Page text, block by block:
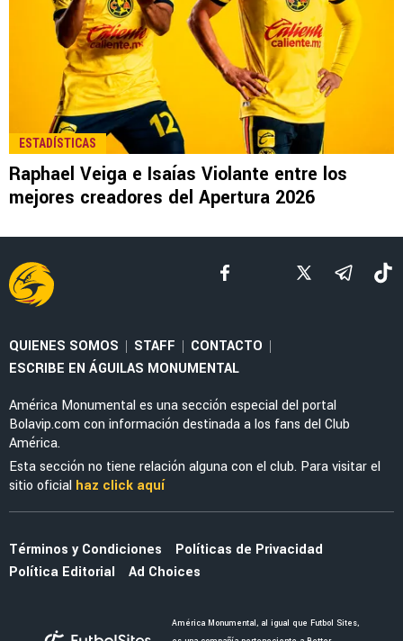
LEE TAMBIÉN
NOTICIAS
La alineación del América de Guillermo
Almada con el refuerzo Óscar Perea